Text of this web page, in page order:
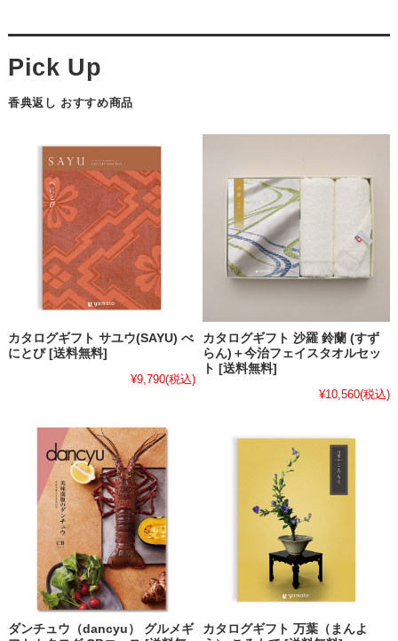
香典返し おすすめ商品
カタログギフト サユウ(SAYU) べ
にとび [送料無料]
¥9,790(税込)
カタログギフト 沙羅 鈴蘭 (すず
らん)＋今治フェイスタオルセッ
ト [送料無料]
¥10,560(税込)
ダンチュウ（dancyu） グルメギ
カタログギフト 万葉（まんよ